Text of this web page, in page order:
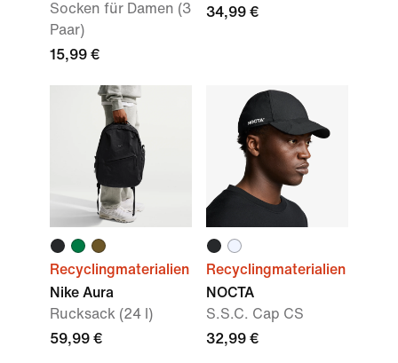
Socken für Damen (3
Paar)
15,99 €
34,99 €
Recyclingmaterialien
Nike Aura
Rucksack (24 l)
59,99 €
Recyclingmaterialien
NOCTA
S.S.C. Cap CS
32,99 €